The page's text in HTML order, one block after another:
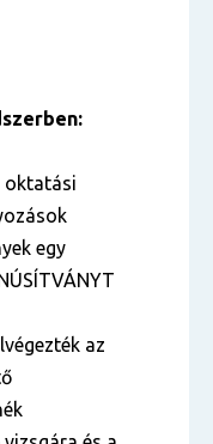
oktatási
egy
az